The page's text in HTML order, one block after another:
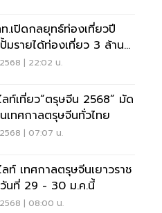
.เปิดกลยุทธ์ท่องเที่ยวปี
มรายได้ท่องเที่ยว 3 ล้าน
| 22:02 น.
ลท์เที่ยว“ตรุษจีน 2568” มัด
เทศกาลตรุษจีนทั่วไทย
| 07:07 น.
ลท์ เทศกาลตรุษจีนเยาวราช
นที่ 29 - 30 ม.ค.นี้
| 08:00 น.